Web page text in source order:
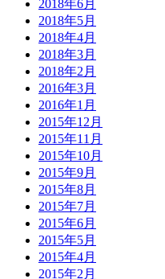
2018年6月
2018年5月
2018年4月
2018年3月
2018年2月
2016年3月
2016年1月
2015年12月
2015年11月
2015年10月
2015年9月
2015年8月
2015年7月
2015年6月
2015年5月
2015年4月
2015年2月